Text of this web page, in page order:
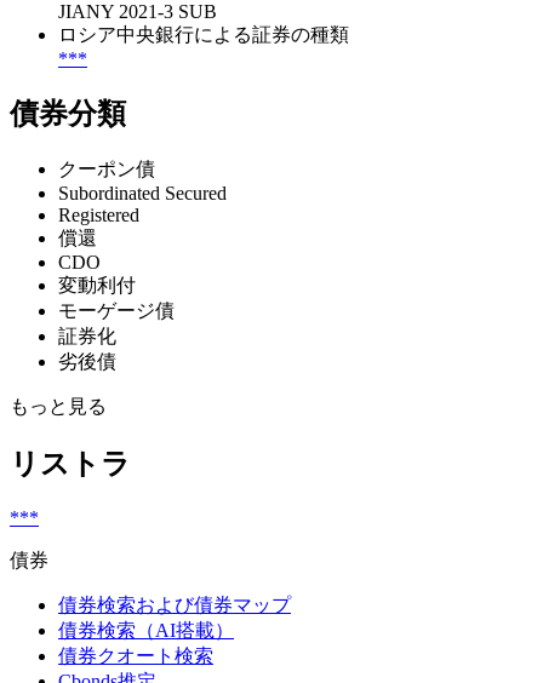
JIANY 2021-3 SUB
ロシア中央銀行による証券の種類
***
債券分類
クーポン債
Subordinated Secured
Registered
償還
CDO
変動利付
モーゲージ債
証券化
劣後債
もっと見る
リストラ
***
債券
債券検索および債券マップ
債券検索（AI搭載）
債券クオート検索